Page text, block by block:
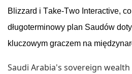
Blizzard i Take-Two Interactive, co
długoterminowy plan Saudów
kluczowym graczem na
Saudi Arabia's sovereign